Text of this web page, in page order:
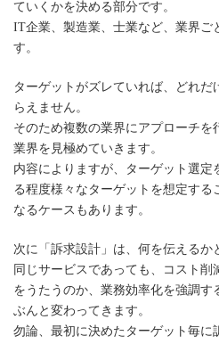
ていくかを決める部分です。
IT企業、製造業、士業など、業界ご
す。
ターゲットがズレていれば、どれだ
らえません。
そのため複数の業界にアプローチを
業界を見極めていきます。
内容によりますが、ターゲット選定
る程度様々なターゲットを想定する
なるケースもあります。
次に「訴求設計」は、何を伝えるか
同じサービスであっても、コスト
をうたうのか、業務効率化を強調す
ぶんと変わってきます。
勿論、最初に決めたターゲット毎に